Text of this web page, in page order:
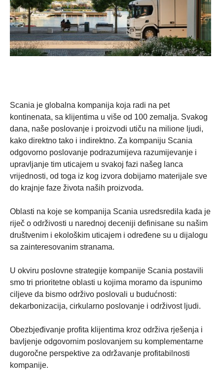
Scania je globalna kompanija koja radi na pet
kontinenata, sa klijentima u više od 100 zemalja. Svakog
dana, naše poslovanje i proizvodi utiču na milione ljudi,
kako direktno tako i indirektno. Za kompaniju Scania
odgovorno poslovanje podrazumijeva razumijevanje i
upravljanje tim uticajem u svakoj fazi našeg lanca
vrijednosti, od toga iz kog izvora dobijamo materijale sve
do krajnje faze života naših proizvoda.
Oblasti na koje se kompanija Scania usredsredila kada je
riječ o održivosti u narednoj deceniji definisane su našim
društvenim i ekološkim uticajem i određene su u dijalogu
sa zainteresovanim stranama.
U okviru poslovne strategije kompanije Scania postavili
smo tri prioritetne oblasti u kojima moramo da ispunimo
ciljeve da bismo održivo poslovali u budućnosti:
dekarbonizacija, cirkularno poslovanje i održivost ljudi.
Obezbjeđivanje profita klijentima kroz održiva rješenja i
bavljenje odgovornim poslovanjem su komplementarne
dugoročne perspektive za održavanje profitabilnosti
kompanije.